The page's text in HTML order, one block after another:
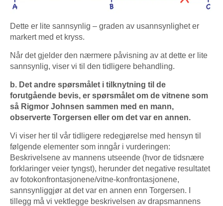
Dette er lite sannsynlig – graden av usannsynlighet er
markert med et kryss.
Når det gjelder den nærmere påvisning av at dette er lite
sannsynlig, viser vi til den tidligere behandling.
b. Det andre spørsmålet i tilknytning til de
forutgående bevis, er spørsmålet om de vitnene som
så Rigmor Johnsen sammen med en mann,
observerte Torgersen eller om det var en annen.
Vi viser her til vår tidligere redegjørelse med hensyn til
følgende elementer som inngår i vurderingen:
Beskrivelsene av mannens utseende (hvor de tidsnære
forklaringer veier tyngst), herunder det negative resultatet
av fotokonfrontasjonene/vitne-konfrontasjonene,
sannsynliggjør at det var en annen enn Torgersen. I
tillegg må vi vektlegge beskrivelsen av drapsmannens